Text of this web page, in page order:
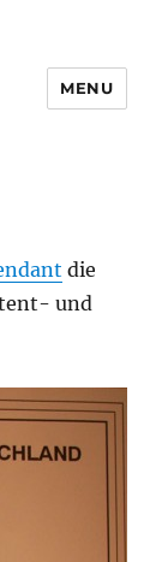
MENU
die
und